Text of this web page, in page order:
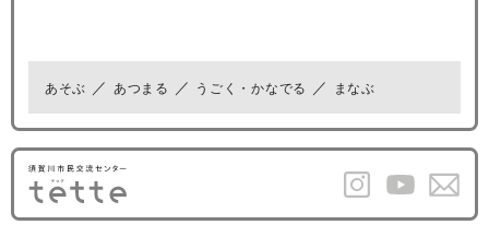
あそぶ あつまる うごく・かなでる まなぶ